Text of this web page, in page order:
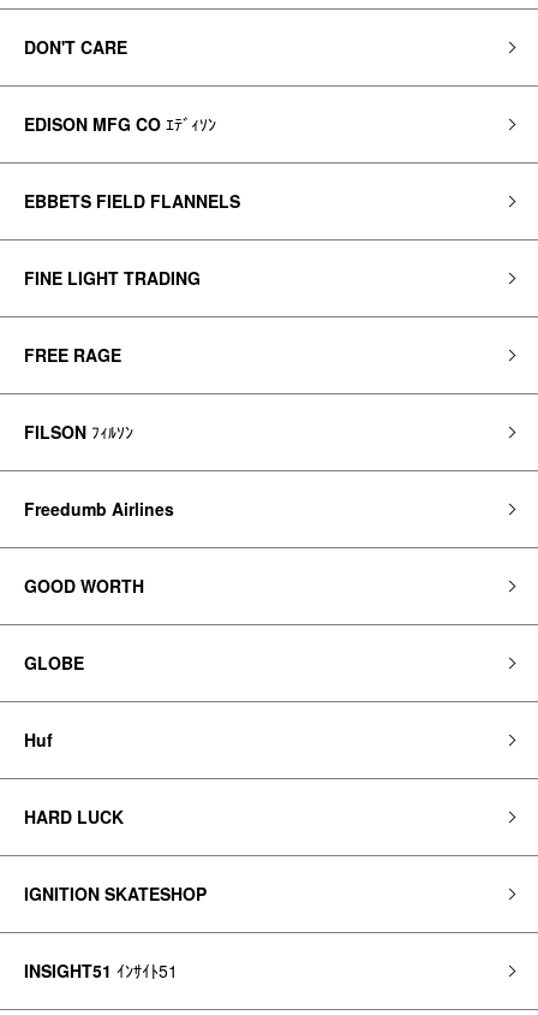
DON'T CARE
EDISON MFG CO ｴﾃﾞｨｿﾝ
EBBETS FIELD FLANNELS
FINE LIGHT TRADING
FREE RAGE
FILSON ﾌｨﾙｿﾝ
Freedumb Airlines
GOOD WORTH
GLOBE
Huf
HARD LUCK
IGNITION SKATESHOP
INSIGHT51 ｲﾝｻｲﾄ51